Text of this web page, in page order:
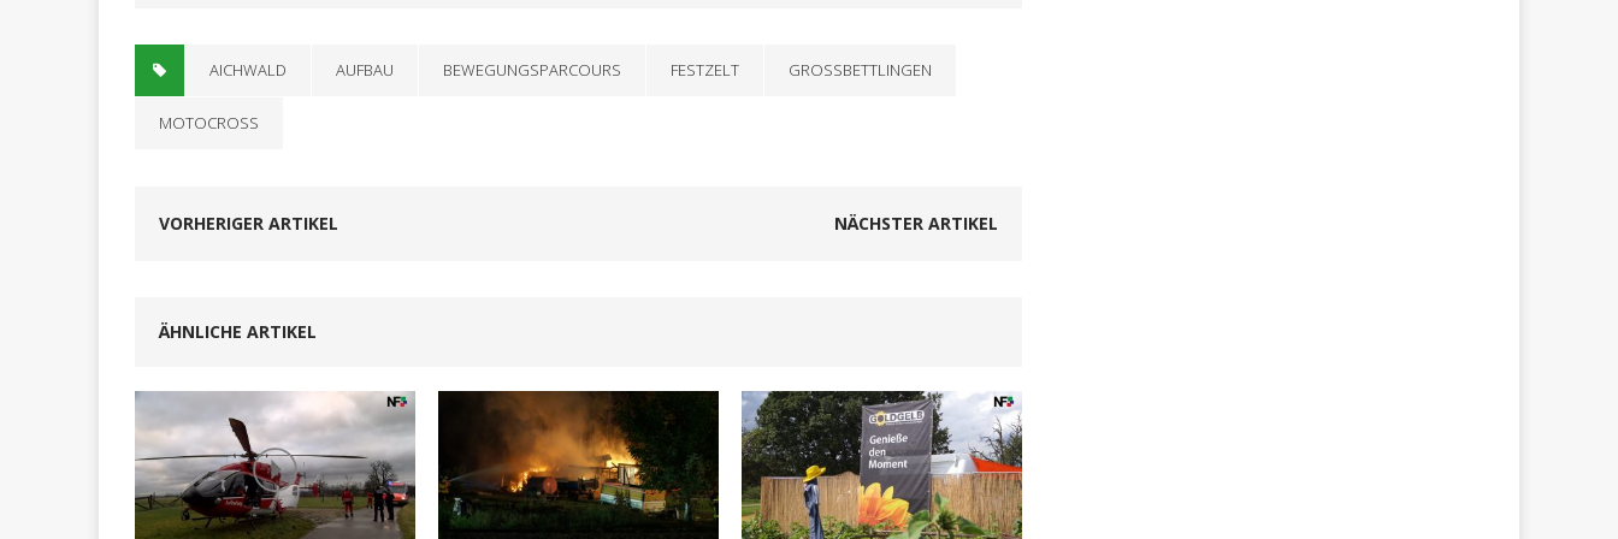
AICHWALD AUFBAU BEWEGUNGSPARCOURS FESTZELT GROSSBETTLINGEN
MOTOCROSS
VORHERIGER ARTIKEL NÄCHSTER ARTIKEL
ÄHNLICHE ARTIKEL